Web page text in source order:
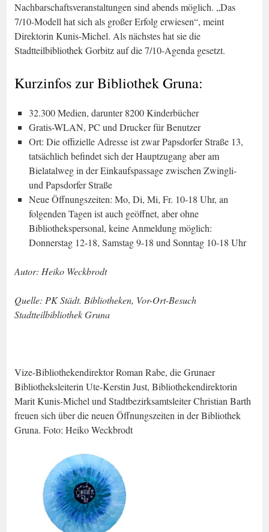
Nachbarschaftsveranstaltungen sind abends möglich. „Das
7/10-Modell hat sich als großer Erfolg erwiesen“, meint
Direktorin Kunis-Michel. Als nächstes hat sie die
Stadtteilbibliothek Gorbitz auf die 7/10-Agenda gesetzt.
Kurzinfos zur Bibliothek Gruna:
32.300 Medien, darunter 8200 Kinderbücher
Gratis-WLAN, PC und Drucker für Benutzer
Ort: Die offizielle Adresse ist zwar Papsdorfer Straße 13,
tatsächlich befindet sich der Hauptzugang aber am
Bielatalweg in der Einkaufspassage zwischen Zwingli-
und Papsdorfer Straße
Neue Öffnungszeiten: Mo, Di, Mi, Fr. 10-18 Uhr, an
folgenden Tagen ist auch geöffnet, aber ohne
Bibliothekspersonal, keine Anmeldung möglich:
Donnerstag 12-18, Samstag 9-18 und Sonntag 10-18 Uhr
Autor: Heiko Weckbrodt
Quelle: PK Städt. Bibliotheken, Vor-Ort-Besuch
Stadtteilbibliothek Gruna
Vize-Bibliothekendirektor Roman Rabe, die Grunaer
Bibliotheksleiterin Ute-Kerstin Just, Bibliothekendirektorin
Marit Kunis-Michel und Stadtbezirksamtsleiter Christian Barth
freuen sich über die neuen Öffnungszeiten in der Bibliothek
Gruna. Foto: Heiko Weckbrodt